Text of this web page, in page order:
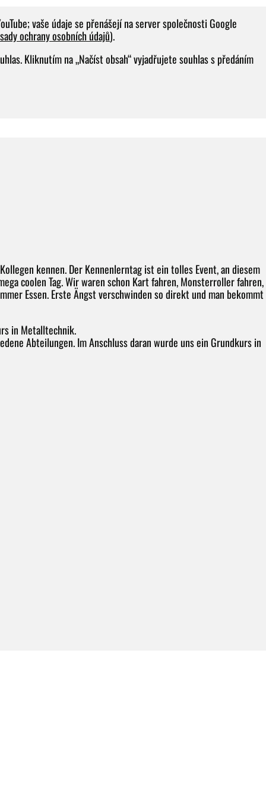
vaše údaje se přenášejí na server společnosti Google
ochrany osobních údajů).
Kliknutím na „Načíst obsah“ vyjadřujete souhlas s předáním
kennen. Der Kennenlerntag ist ein tolles Event, an diesem
coolen Tag. Wir waren schon Kart fahren, Monsterroller fahren,
Essen. Erste Ängst verschwinden so direkt und man bekommt
in Metalltechnik.
Abteilungen. Im Anschluss daran wurde uns ein Grundkurs in